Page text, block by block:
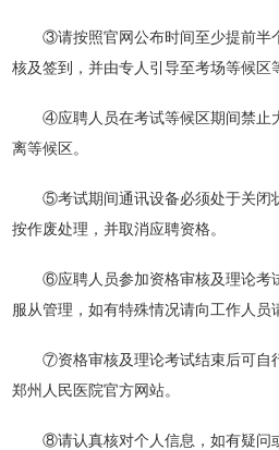
③请按照官网公布时间至少提前半
核及签到，并由专人引导至考场等候区
④应聘人员在考试等候区期间禁止
离等候区。
⑤考试期间通讯设备必须处于关闭
按作废处理，并取消应聘资格。
⑥应聘人员参加资格审核及理论考
服从管理，如有特殊情况请向工作人员
⑦资格审核及理论考试结束后可自
郑州人民医院官方网站。
⑧请认真核对个人信息，如有疑问